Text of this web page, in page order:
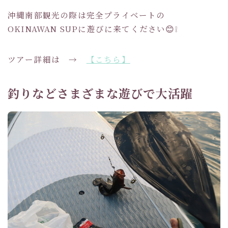
沖縄南部観光の際は完全プライベートの
OKINAWAN SUPに遊びに来てください😊❕
ツアー詳細は → 【こちら】
釣りなどさまざまな遊びで大活躍